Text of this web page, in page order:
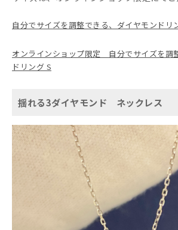
自分でサイズを調整できる、ダイヤモンドリ
オンラインショップ限定 自分でサイズを調
ドリング S
揺れる3ダイヤモンド ネックレス